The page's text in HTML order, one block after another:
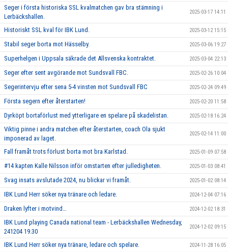
Seger i första historiska SSL kvalmatchen gav bra stämning i
Lerbäckshallen.
2025-03-17 14:11
Historiskt SSL kval för IBK Lund. 2025-03-12 15:15
Stabil seger borta mot Hässelby. 2025-03-06 19:27
Superhelgen i Uppsala säkrade det Allsvenska kontraktet. 2025-03-04 22:13
Seger efter sent avgörande mot Sundsvall FBC. 2025-02-26 10:04
Segerintervju efter sena 5-4 vinsten mot Sundsvall FBC 2025-02-24 09:49
Första segern efter återstarten! 2025-02-20 11:58
Dyrköpt bortaförlust med ytterligare en spelare på skadelistan. 2025-02-18 16:24
Viktig pinne i andra matchen efter återstarten, coach Ola sjukt
imponerad av laget.
2025-02-14 11:00
Fall framåt trots förlust borta mot bra Karlstad. 2025-01-09 07:58
#14 kapten Kalle Nilsson inför omstarten efter julledigheten. 2025-01-03 08:41
Svag insats avslutade 2024, nu blickar vi framåt. 2025-01-02 08:14
IBK Lund Herr söker nya tränare och ledare. 2024-12-04 07:16
Draken lyfter i motvind… 2024-12-02 18:31
IBK Lund playing Canada national team - Lerbäckshallen Wednesday,
241204 19.30
2024-12-02 09:15
IBK Lund Herr söker nya tränare, ledare och spelare. 2024-11-28 16:05